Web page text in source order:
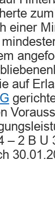
einer
auf
– 2 B U